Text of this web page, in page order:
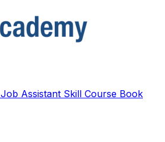
Job Assistant Skill Course Book